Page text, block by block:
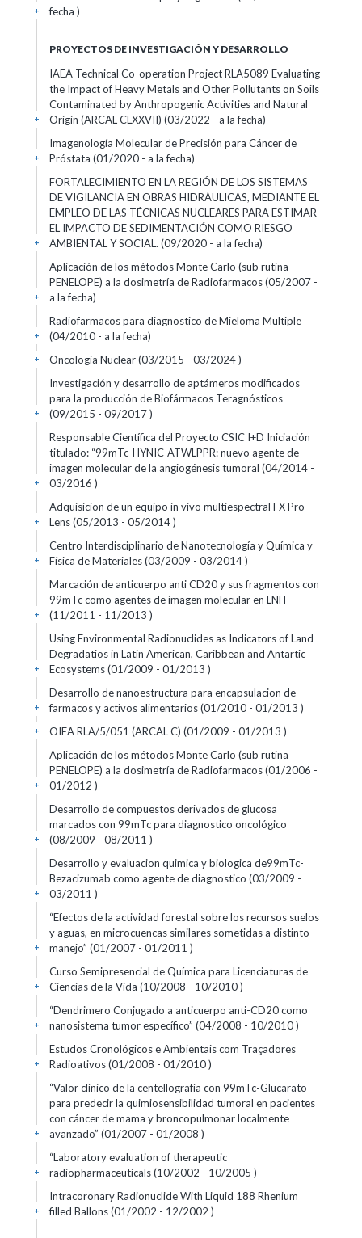
fecha )
+
PROYECTOS DE INVESTIGACIÓN Y DESARROLLO
IAEA Technical Co-operation Project RLA5089 Evaluating
the Impact of Heavy Metals and Other Pollutants on Soils
Contaminated by Anthropogenic Activities and Natural
Origin (ARCAL CLXXVII) (03/2022 - a la fecha)
+
Imagenología Molecular de Precisión para Cáncer de
Próstata (01/2020 - a la fecha)
+
FORTALECIMIENTO EN LA REGIÓN DE LOS SISTEMAS
DE VIGILANCIA EN OBRAS HIDRÁULICAS, MEDIANTE EL
EMPLEO DE LAS TÉCNICAS NUCLEARES PARA ESTIMAR
EL IMPACTO DE SEDIMENTACIÓN COMO RIESGO
AMBIENTAL Y SOCIAL. (09/2020 - a la fecha)
+
Aplicación de los métodos Monte Carlo (sub rutina
PENELOPE) a la dosimetría de Radiofarmacos (05/2007 -
a la fecha)
+
Radiofarmacos para diagnostico de Mieloma Multiple
(04/2010 - a la fecha)
+
Oncologia Nuclear (03/2015 - 03/2024 )
+
Investigación y desarrollo de aptámeros modificados
para la producción de Biofármacos Teragnósticos
(09/2015 - 09/2017 )
+
Responsable Científica del Proyecto CSIC I+D Iniciación
titulado: “99mTc-HYNIC-ATWLPPR: nuevo agente de
imagen molecular de la angiogénesis tumoral (04/2014 -
03/2016 )
+
Adquisicion de un equipo in vivo multiespectral FX Pro
Lens (05/2013 - 05/2014 )
+
Centro Interdisciplinario de Nanotecnología y Química y
Física de Materiales (03/2009 - 03/2014 )
+
Marcación de anticuerpo anti CD20 y sus fragmentos con
99mTc como agentes de imagen molecular en LNH
(11/2011 - 11/2013 )
+
Using Environmental Radionuclides as Indicators of Land
Degradatios in Latin American, Caribbean and Antartic
Ecosystems (01/2009 - 01/2013 )
+
Desarrollo de nanoestructura para encapsulacion de
farmacos y activos alimentarios (01/2010 - 01/2013 )
+
OIEA RLA/5/051 (ARCAL C) (01/2009 - 01/2013 )
+
Aplicación de los métodos Monte Carlo (sub rutina
PENELOPE) a la dosimetría de Radiofarmacos (01/2006 -
01/2012 )
+
Desarrollo de compuestos derivados de glucosa
marcados con 99mTc para diagnostico oncológico
(08/2009 - 08/2011 )
+
Desarrollo y evaluacion quimica y biologica de99mTc-
Bezacizumab como agente de diagnostico (03/2009 -
03/2011 )
+
“Efectos de la actividad forestal sobre los recursos suelos
y aguas, en microcuencas similares sometidas a distinto
manejo” (01/2007 - 01/2011 )
+
Curso Semipresencial de Química para Licenciaturas de
Ciencias de la Vida (10/2008 - 10/2010 )
+
“Dendrimero Conjugado a anticuerpo anti-CD20 como
nanosistema tumor específico” (04/2008 - 10/2010 )
+
Estudos Cronológicos e Ambientais com Traçadores
Radioativos (01/2008 - 01/2010 )
+
“Valor clínico de la centellografía con 99mTc-Glucarato
para predecir la quimiosensibilidad tumoral en pacientes
con cáncer de mama y broncopulmonar localmente
avanzado” (01/2007 - 01/2008 )
+
“Laboratory evaluation of therapeutic
radiopharmaceuticals (10/2002 - 10/2005 )
+
Intracoronary Radionuclide With Liquid 188 Rhenium
filled Ballons (01/2002 - 12/2002 )
+